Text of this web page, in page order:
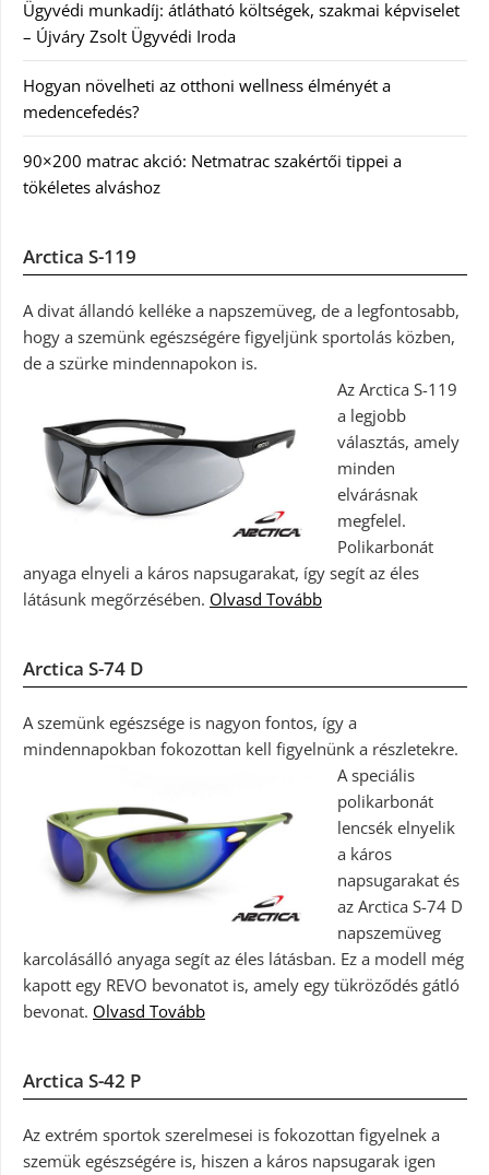
Ügyvédi munkadíj: átlátható költségek, szakmai képviselet
– Újváry Zsolt Ügyvédi Iroda
Hogyan növelheti az otthoni wellness élményét a
medencefedés?
90×200 matrac akció: Netmatrac szakértői tippei a
tökéletes alváshoz
Arctica S-119
A divat állandó kelléke a napszemüveg, de a legfontosabb,
hogy a szemünk egészségére figyeljünk sportolás közben,
de a szürke mindennapokon is.
Az Arctica S-119
a legjobb
választás, amely
minden
elvárásnak
megfelel.
Polikarbonát
anyaga elnyeli a káros napsugarakat, így segít az éles
látásunk megőrzésében. Olvasd Tovább
Arctica S-74 D
A szemünk egészsége is nagyon fontos, így a
mindennapokban fokozottan kell figyelnünk a részletekre.
A speciális
polikarbonát
lencsék elnyelik
a káros
napsugarakat és
az Arctica S-74 D
napszemüveg
karcolásálló anyaga segít az éles látásban. Ez a modell még
kapott egy REVO bevonatot is, amely egy tükröződés gátló
bevonat. Olvasd Tovább
Arctica S-42 P
Az extrém sportok szerelmesei is fokozottan figyelnek a
szemük egészségére is, hiszen a káros napsugarak igen